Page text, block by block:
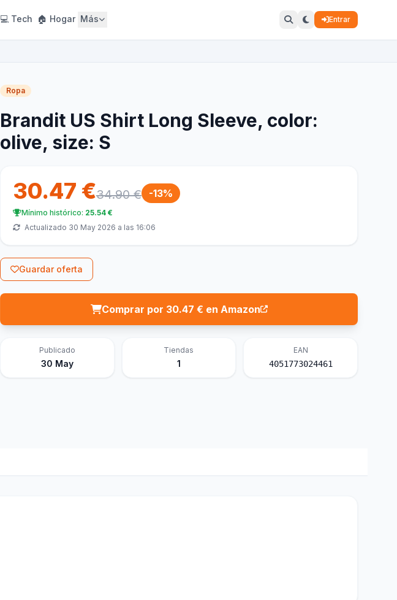
💻 Tech 🏠 Hogar Más Entrar
Ropa
Brandit US Shirt Long Sleeve, color:
olive, size: S
30.47 €34.90 € -13%
Mínimo histórico: 25.54 €
Actualizado 30 May 2026 a las 16:06
Guardar oferta
Comprar por 30.47 € en Amazon
Publicado
30 May
Tiendas
1
EAN
4051773024461